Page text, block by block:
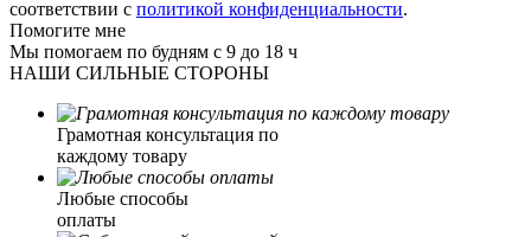
соответствии с политикой конфиденциальности.
Помогите мне
Мы помогаем по будням с 9 до 18 ч
НАШИ СИЛЬНЫЕ СТОРОНЫ
Грамотная консультация по
каждому товару
Любые способы
оплаты